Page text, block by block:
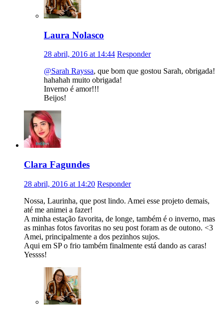
Laura Nolasco
28 abril, 2016 at 14:44 Responder
@Sarah Rayssa, que bom que gostou Sarah, obrigada!
hahahah muito obrigada!
Inverno é amor!!!
Beijos!
Clara Fagundes
28 abril, 2016 at 14:20 Responder
Nossa, Laurinha, que post lindo. Amei esse projeto demais,
até me animei a fazer!
A minha estação favorita, de longe, também é o inverno, mas
as minhas fotos favoritas no seu post foram as de outono. <3
Amei, principalmente a dos pezinhos sujos.
Aqui em SP o frio também finalmente está dando as caras!
Yessss!